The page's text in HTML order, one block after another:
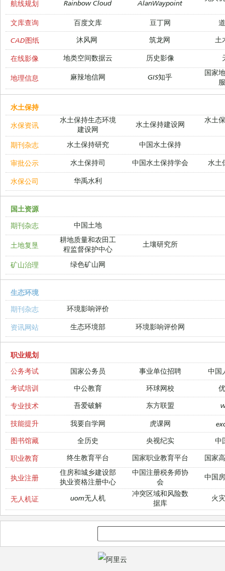
航线规划 Rainbow Cloud AlanWaypoint
文库查询 百度文库 豆丁网
CAD图纸 沐风网 筑龙网 土
在线影像 地类空间数据云 历史影像
地理信息 麻辣地信网 GIS知乎
国家
水土保持
水保资讯
水土保持生态环境
建设网
水土保持建设网
水土
期刊杂志 水土保持研究 中国水土保持
审批公示 水土保持司 中国水土保持学会 水土
水保公司 华禹水利
国土资源
期刊杂志
中国土地
土地复垦
耕地质量和农田工
程监督保护中心
土壤研究所
矿山治理 绿色矿山网
生态环境
期刊杂志
环境影响评价
资讯网站 生态环境部 环境影响评价网
职业规划
公务考试
国家公务员 事业单位招聘
中国
考试培训
中公教育 环球网校
专业技术 吾爱破解 东方联盟
技能提升 我要自学网 虎课网
图书馆藏
全历史 央视纪实 中
职业教育 终生教育平台 国家职业教育平台 国家
执业注册
住房和城乡建设部
执业资格注册中心
中国注册税务师协
会
中国
无人机证 uom无人机
冲突区域和风险数
据库
火